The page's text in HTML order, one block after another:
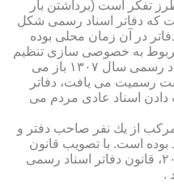
تفكر است (برداشتن بار
كه دفاتر اسناد رسمی شكل
در آن زمان محلی بوده
به خصوصی سازی تنظیم
اسناد مراجعان، به قانون دفاتر اسناد رسمی سال ۱۳۰۷ باز می
ثبت رسمیت می یافت، دفاتر
دادن اسناد عادی مردم می
از یك نفر صاحب دفتر و
بوده است. با تصویب قانون
ثبت اسناد و املاك مصوب ۲۰/۱/۱۳۰۸، قانون دفاتر اسناد رسمی